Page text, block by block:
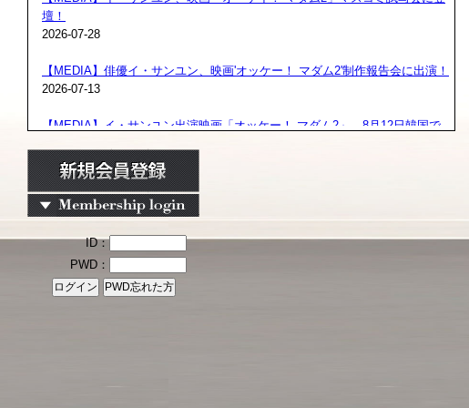
壇！
2026-07-28
【MEDIA】俳優イ・サンユン、映画'オッケー！ マダム2'制作報告会に出演！
2026-07-13
【MEDIA】イ・サンユン出演映画「オッケー！ マダム2」、8月12日韓国で
2026-07-10
【MEDIA】俳優イ・サンユン出演、演劇「ベニスの商人」今日(8日)開幕！
2026-07-08
【MEDIA】俳優イ・サンユン、明日(8日)演劇「ベニスの商人」初舞台！
2026-07-07
ID：
PWD：